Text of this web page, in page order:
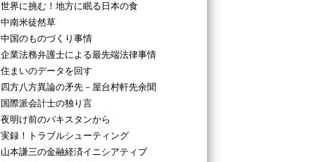
世界に挑む！地方に眠る日本の食
中南米徒然草
中国のものづくり事情
企業法務弁護士による最先端法律事情
住まいのデータを回す
四方八方異論の矛先－屋台村軒先余聞
国際派会計士の独り言
夜明け前のパキスタンから
実録！トラブルシューティング
山本謙三の金融経済イニシアティブ